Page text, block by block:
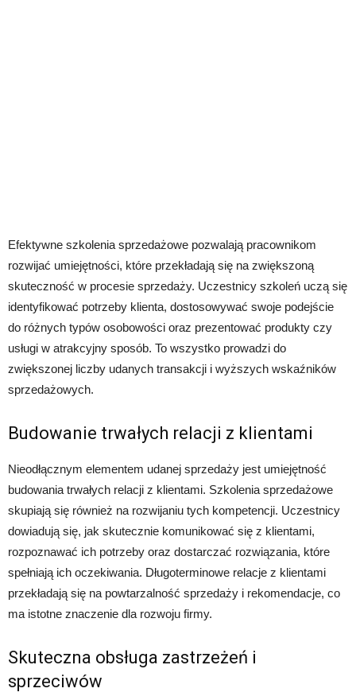
Efektywne szkolenia sprzedażowe pozwalają pracownikom
rozwijać umiejętności, które przekładają się na zwiększoną
skuteczność w procesie sprzedaży. Uczestnicy szkoleń uczą się
identyfikować potrzeby klienta, dostosowywać swoje podejście
do różnych typów osobowości oraz prezentować produkty czy
usługi w atrakcyjny sposób. To wszystko prowadzi do
zwiększonej liczby udanych transakcji i wyższych wskaźników
sprzedażowych.
Budowanie trwałych relacji z klientami
Nieodłącznym elementem udanej sprzedaży jest umiejętność
budowania trwałych relacji z klientami. Szkolenia sprzedażowe
skupiają się również na rozwijaniu tych kompetencji. Uczestnicy
dowiadują się, jak skutecznie komunikować się z klientami,
rozpoznawać ich potrzeby oraz dostarczać rozwiązania, które
spełniają ich oczekiwania. Długoterminowe relacje z klientami
przekładają się na powtarzalność sprzedaży i rekomendacje, co
ma istotne znaczenie dla rozwoju firmy.
Skuteczna obsługa zastrzeżeń i
sprzeciwów